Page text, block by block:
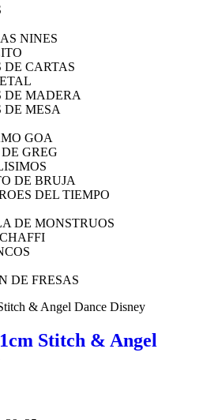
NINES
DE CARTAS
DE MADERA
DE MESA
GOA
GREG
DE BRUJA
DEL TIEMPO
DE MONSTRUOS
DE FRESAS
Stitch & Angel